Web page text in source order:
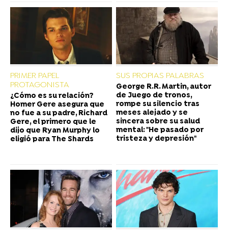
PRIMER PAPEL
PROTAGONISTA
¿Cómo es su relación?
Homer Gere asegura que
no fue a su padre, Richard
Gere, el primero que le
dijo que Ryan Murphy lo
eligió para The Shards
SUS PROPIAS PALABRAS
George R.R. Martin, autor
de Juego de tronos,
rompe su silencio tras
meses alejado y se
sincera sobre su salud
mental: "He pasado por
tristeza y depresión"